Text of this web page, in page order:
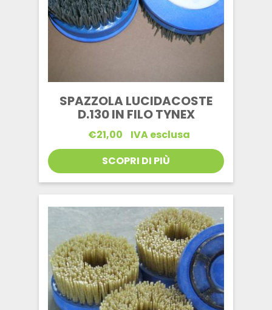
SPAZZOLA LUCIDACOSTE
D.130 IN FILO TYNEX
€21,00
IVA esclusa
SCOPRI DI PIÙ